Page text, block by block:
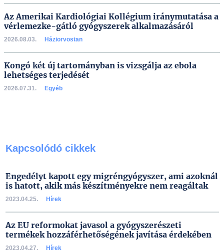
Az Amerikai Kardiológiai Kollégium iránymutatása a
vérlemezke-gátló gyógyszerek alkalmazásáról
2026.08.03. Háziorvostan
Kongó két új tartományban is vizsgálja az ebola
lehetséges terjedését
2026.07.31. Egyéb
Kapcsolódó cikkek
Engedélyt kapott egy migréngyógyszer, ami azoknál
is hatott, akik más készítményekre nem reagáltak
2023.04.25. Hírek
Az EU reformokat javasol a gyógyszerészeti
termékek hozzáférhetőségének javítása érdekében
2023.04.27. Hírek